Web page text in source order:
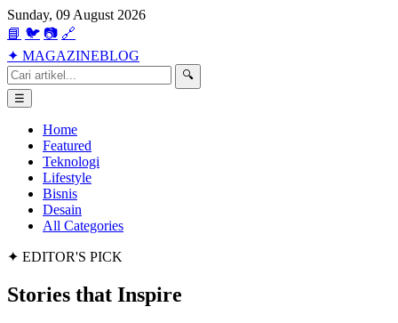
Sunday, 09 August 2026
📘 🐦 📷 🔗
✦ MAGAZINEBLOG
🔍
☰
Home
Featured
Teknologi
Lifestyle
Bisnis
Desain
All Categories
✦ EDITOR'S PICK
Stories that Inspire